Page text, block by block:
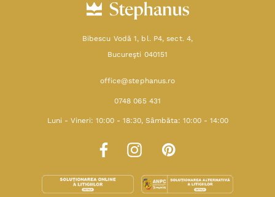
Bibescu Vodă 1, bl. P4, sect. 4,
Bucureşti 040151
office@stephanus.ro
0748 065 431
Luni - Vineri: 10:00 - 18:30, Sâmbăta: 10:00 - 14:00